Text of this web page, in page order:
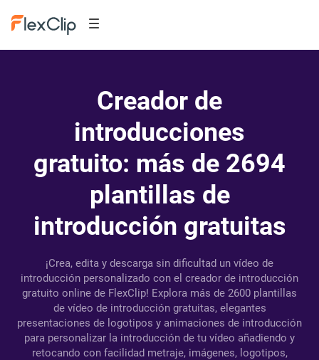
Creador de
introducciones
gratuito: más de 2694
plantillas de
introducción gratuitas
¡Crea, edita y descarga sin dificultad un vídeo de
introducción personalizado con el creador de introducción
gratuito online de FlexClip! Explora más de 2600 plantillas
de vídeo de introducción gratuitas, elegantes
presentaciones de logotipos y animaciones de introducción
para personalizar la introducción de tu vídeo añadiendo y
retocando con facilidad metraje, imágenes, logotipos,